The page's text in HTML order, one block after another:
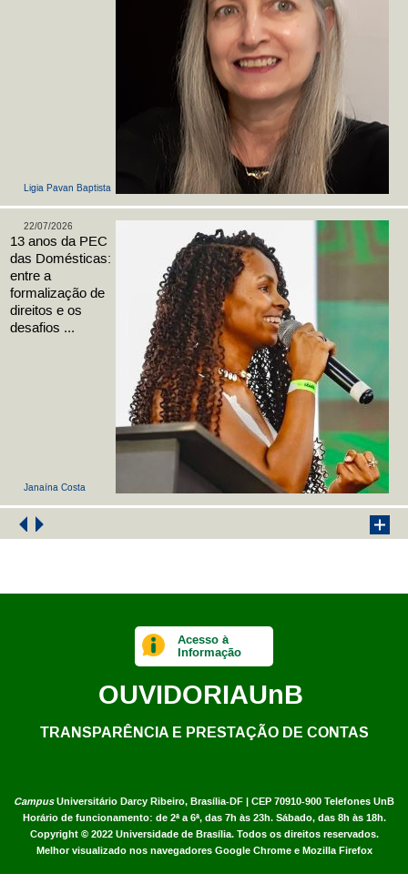
Ligia Pavan Baptista
Janaína Costa
22/07/2026
13 anos da PEC
das Domésticas:
entre a
formalização de
direitos e os
desafios ...
CampusUniversitário Darcy Ribeiro, Brasília-DF | CEP 70910-900 Telefones UnB
Horário de funcionamento: de 2ª a 6ª, das 7h às 23h. Sábado, das 8h às 18h.
Copyright © 2022 Universidade de Brasília. Todos os direitos reservados.
Melhor visualizado nos navegadores Google Chrome e Mozilla Firefox
Acesso à
Informação
OUVIDORIAUnB
TRANSPARÊNCIA E PRESTAÇÃO DE CONTAS